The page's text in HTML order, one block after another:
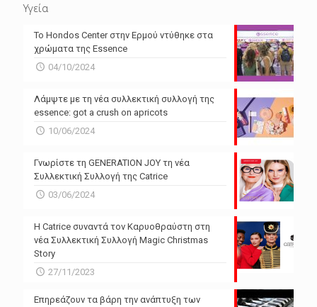
Υγεία
Το Hondos Center στην Ερμού ντύθηκε στα
χρώματα της Essence
04/10/2024
Λάμψτε με τη νέα συλλεκτική συλλογή της
essence: got a crush on apricots
10/06/2024
Γνωρίστε τη GENERATION JOY τη νέα
Συλλεκτική Συλλογή της Catrice
03/06/2024
Η Catrice συναντά τον Καρυοθραύστη στη
νέα Συλλεκτική Συλλογή Magic Christmas
Story
27/11/2023
Επηρεάζουν τα βάρη την ανάπτυξη των